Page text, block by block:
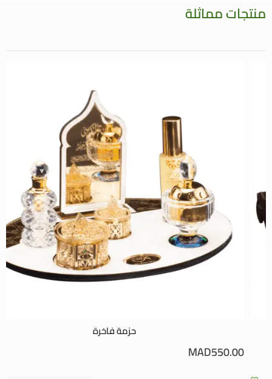
منتجات مماثلة
حزمة فاخرة
MAD550.00